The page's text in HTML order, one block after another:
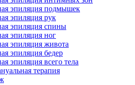
эпиляция подмышек
эпиляция рук
эпиляция спины
эпиляция ног
эпиляция живота
эпиляция бедер
эпиляция всего тела
терапия